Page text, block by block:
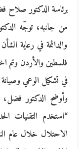
برئاسة الدكتور
من جانبه، توجّه
والدائمة في رعاية
فلسطين والأردن وتم
في تشكيل الوعي وصيانة
وأوضح الدكتور فضل،
“استخدم التقنيات